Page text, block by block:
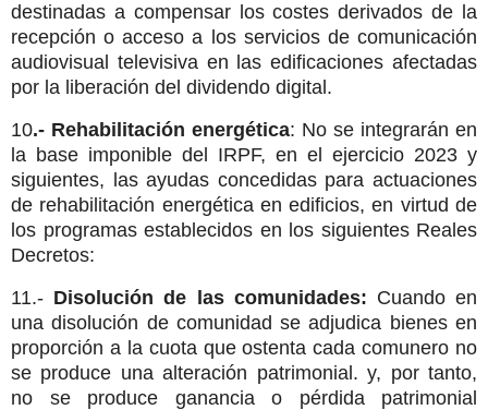
destinadas a compensar los costes derivados de la
recepción o acceso a los servicios de comunicación
audiovisual televisiva en las edificaciones afectadas
por la liberación del dividendo digital.
10.- Rehabilitación energética: No se integrarán en
la base imponible del IRPF, en el ejercicio 2023 y
siguientes, las ayudas concedidas para actuaciones
de rehabilitación energética en edificios, en virtud de
los programas establecidos en los siguientes Reales
Decretos:
11.- Disolución de las comunidades: Cuando en
una disolución de comunidad se adjudica bienes en
proporción a la cuota que ostenta cada comunero no
se produce una alteración patrimonial. y, por tanto,
no se produce ganancia o pérdida patrimonial